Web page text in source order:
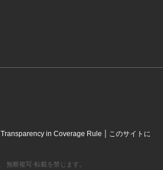
Transparency in Coverage Rule | このサイトに
断複写·転載を禁じます。